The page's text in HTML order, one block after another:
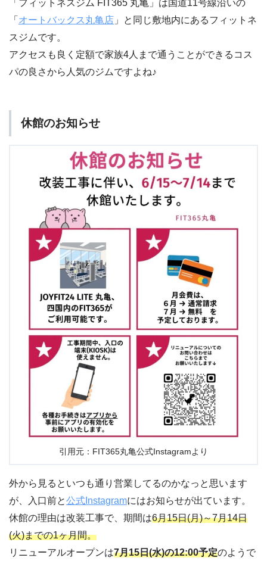
「フィットネスジム FIT365 丸亀」は国道11号線沿いの
「 オートバックス丸亀店 」と同じ敷地内にあるフィットネ
スジムです。
アクセスも良く定額で家族4人まで通うことができるコス
パの良さから人気のジムですよね♪
休館のお知らせ
引用元：FIT365丸亀公式Instagramより
外から見るといつも通り営業してるのかなっと思います
が、入口前と公式Instagramにはお知らせが出ています。
休館の理由は改装工事で、期間は6月15日(月)～7月14日
(火)までの1ヶ月間。
リニューアルオープンは7月15日(水)の12:00予定のようで